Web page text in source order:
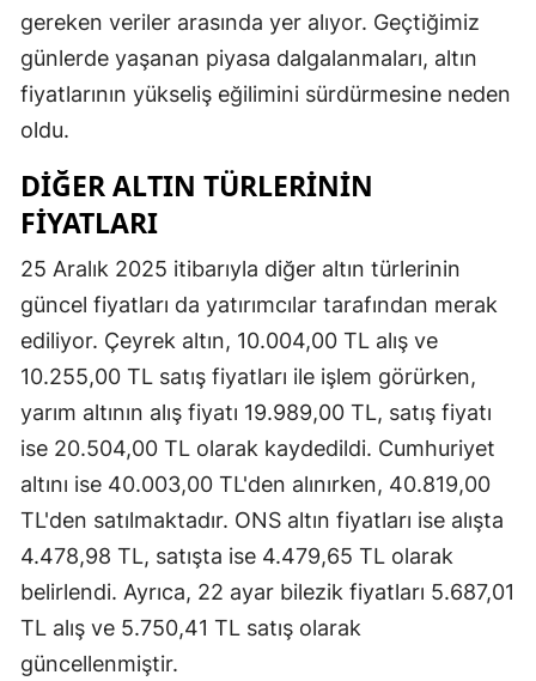
gereken veriler arasında yer alıyor. Geçtiğimiz
günlerde yaşanan piyasa dalgalanmaları, altın
fiyatlarının yükseliş eğilimini sürdürmesine neden
oldu.
DIĞER ALTIN TÜRLERININ
FIYATLARI
25 Aralık 2025 itibarıyla diğer altın türlerinin
güncel fiyatları da yatırımcılar tarafından merak
ediliyor. Çeyrek altın, 10.004,00 TL alış ve
10.255,00 TL satış fiyatları ile işlem görürken,
yarım altının alış fiyatı 19.989,00 TL, satış fiyatı
ise 20.504,00 TL olarak kaydedildi. Cumhuriyet
altını ise 40.003,00 TL'den alınırken, 40.819,00
TL'den satılmaktadır. ONS altın fiyatları ise alışta
4.478,98 TL, satışta ise 4.479,65 TL olarak
belirlendi. Ayrıca, 22 ayar bilezik fiyatları 5.687,01
TL alış ve 5.750,41 TL satış olarak
güncellenmiştir.